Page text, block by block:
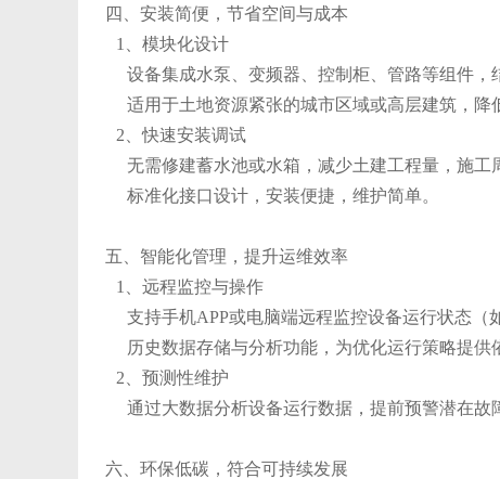
四、安装简便，节省空间与成本
1、模块化设计
设备集成水泵、变频器、控制柜、管路等组件，
适用于土地资源紧张的城市区域或高层建筑，降
2、快速安装调试
无需修建蓄水池或水箱，减少土建工程量，施工
标准化接口设计，安装便捷，维护简单。
五、智能化管理，提升运维效率
1、远程监控与操作
支持手机APP或电脑端远程监控设备运行状态（
历史数据存储与分析功能，为优化运行策略提供
2、预测性维护
通过大数据分析设备运行数据，提前预警潜在故
六、环保低碳，符合可持续发展